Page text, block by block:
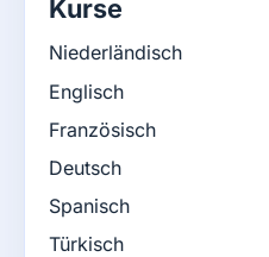
Kurse
Niederländisch
Englisch
Französisch
Deutsch
Spanisch
Türkisch